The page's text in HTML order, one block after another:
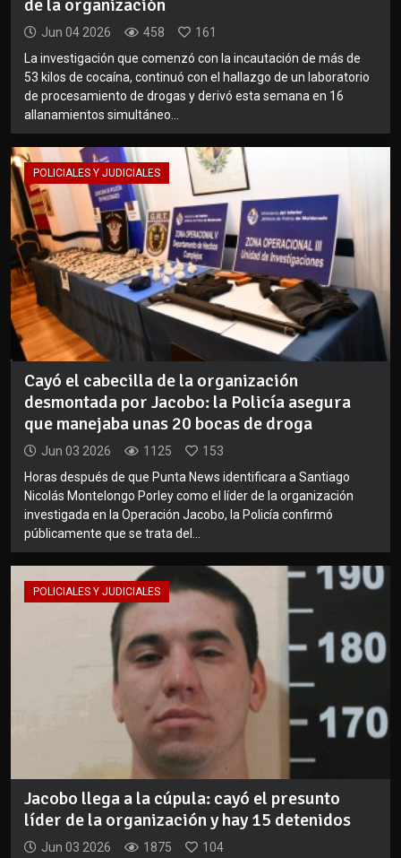
de la organización
Jun 04 2026 458
161
La investigación que comenzó con la incautación de más de
53 kilos de cocaína, continuó con el hallazgo de un laboratorio
de procesamiento de drogas y derivó esta semana en 16
allanamientos simultáneo...
POLICIALES Y JUDICIALES
Cayó el cabecilla de la organización
desmontada por Jacobo: la Policía asegura
que manejaba unas 20 bocas de droga
Jun 03 2026 1125
153
Horas después de que Punta News identificara a Santiago
Nicolás Montelongo Porley como el líder de la organización
investigada en la Operación Jacobo, la Policía confirmó
públicamente que se trata del...
POLICIALES Y JUDICIALES
Jacobo llega a la cúpula: cayó el presunto
líder de la organización y hay 15 detenidos
Jun 03 2026 1875
104